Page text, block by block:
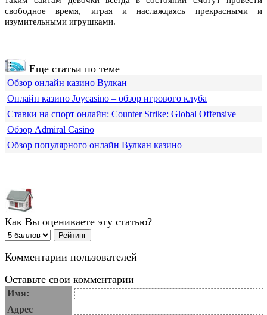
свободное время, играя и наслаждаясь прекрасными и
изумительными игрушками.
Еще статьи по теме
Обзор онлайн казино Вулкан
Онлайн казино Joycasino – обзор игрового клуба
Ставки на спорт онлайн: Counter Strike: Global Offensive
Обзор Admiral Casino
Обзор популярного онлайн Вулкан казино
Как Вы оцениваете эту статью?
Комментарии пользователей
Оставьте свои комментарии
Имя:
Адрес